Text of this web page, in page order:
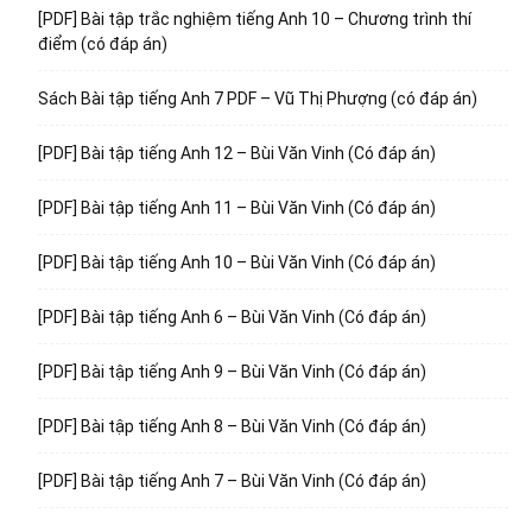
[PDF] Bài tập trắc nghiệm tiếng Anh 10 – Chương trình thí
điểm (có đáp án)
Sách Bài tập tiếng Anh 7 PDF – Vũ Thị Phượng (có đáp án)
[PDF] Bài tập tiếng Anh 12 – Bùi Văn Vinh (Có đáp án)
[PDF] Bài tập tiếng Anh 11 – Bùi Văn Vinh (Có đáp án)
[PDF] Bài tập tiếng Anh 10 – Bùi Văn Vinh (Có đáp án)
[PDF] Bài tập tiếng Anh 6 – Bùi Văn Vinh (Có đáp án)
[PDF] Bài tập tiếng Anh 9 – Bùi Văn Vinh (Có đáp án)
[PDF] Bài tập tiếng Anh 8 – Bùi Văn Vinh (Có đáp án)
[PDF] Bài tập tiếng Anh 7 – Bùi Văn Vinh (Có đáp án)